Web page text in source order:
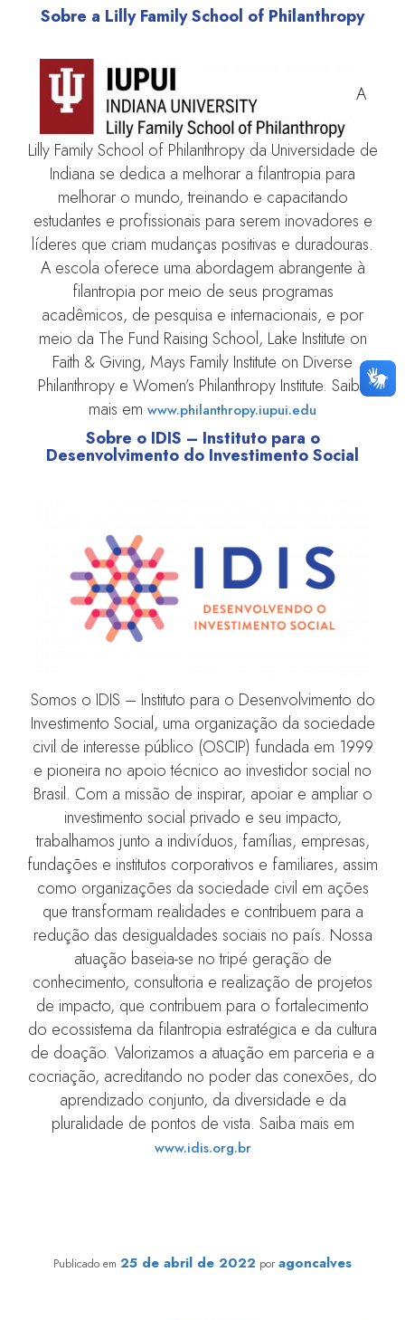
Sobre a Lilly Family School of Philanthropy
A
Lilly Family School of Philanthropy da Universidade de
Indiana se dedica a melhorar a filantropia para
melhorar o mundo, treinando e capacitando
estudantes e profissionais para serem inovadores e
líderes que criam mudanças positivas e duradouras.
A escola oferece uma abordagem abrangente à
filantropia por meio de seus programas
acadêmicos, de pesquisa e internacionais, e por
meio da The Fund Raising School, Lake Institute on
Faith & Giving, Mays Family Institute on Diverse
Philanthropy e Women’s Philanthropy Institute. Saiba
mais em www.philanthropy.iupui.edu
Sobre o IDIS – Instituto para o
Desenvolvimento do Investimento Social
Somos o IDIS – Instituto para o Desenvolvimento do
Investimento Social, uma organização da sociedade
civil de interesse público (OSCIP) fundada em 1999
e pioneira no apoio técnico ao investidor social no
Brasil. Com a missão de inspirar, apoiar e ampliar o
investimento social privado e seu impacto,
trabalhamos junto a indivíduos, famílias, empresas,
fundações e institutos corporativos e familiares, assim
como organizações da sociedade civil em ações
que transformam realidades e contribuem para a
redução das desigualdades sociais no país. Nossa
atuação baseia-se no tripé geração de
conhecimento, consultoria e realização de projetos
de impacto, que contribuem para o fortalecimento
do ecossistema da filantropia estratégica e da cultura
de doação. Valorizamos a atuação em parceria e a
cocriação, acreditando no poder das conexões, do
aprendizado conjunto, da diversidade e da
pluralidade de pontos de vista. Saiba mais em
www.idis.org.br
Publicado em 25 de abril de 2022 por agoncalves